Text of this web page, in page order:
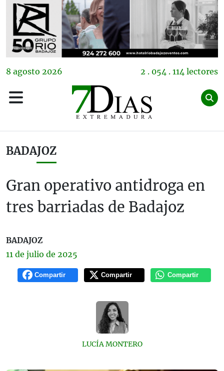
8 agosto 2026 2 . 054 . 114 lectores
BADAJOZ
Gran operativo antidroga en
tres barriadas de Badajoz
BADAJOZ
11 de julio de 2025
Compartir Compartir Compartir
LUCÍA MONTERO